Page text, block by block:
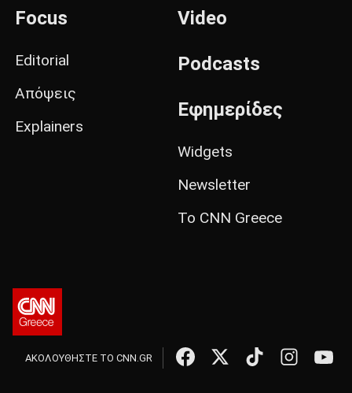
Focus
Editorial
Απόψεις
Explainers
Video
Podcasts
Εφημερίδες
Widgets
Newsletter
Το CNN Greece
ΑΚΟΛΟΥΘΗΣΤΕ ΤΟ CNN.GR